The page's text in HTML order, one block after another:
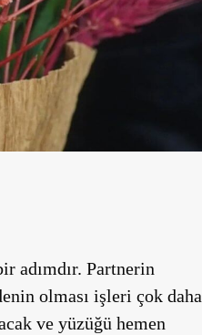
adımdır. Partnerin
olması işleri çok daha
ve yüzüğü hemen